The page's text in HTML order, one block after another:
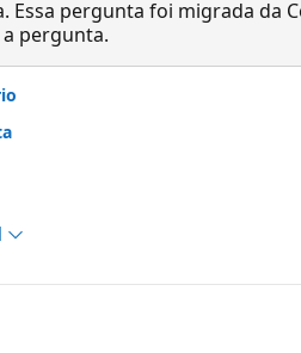
Essa pergunta foi migrada da
pergunta.